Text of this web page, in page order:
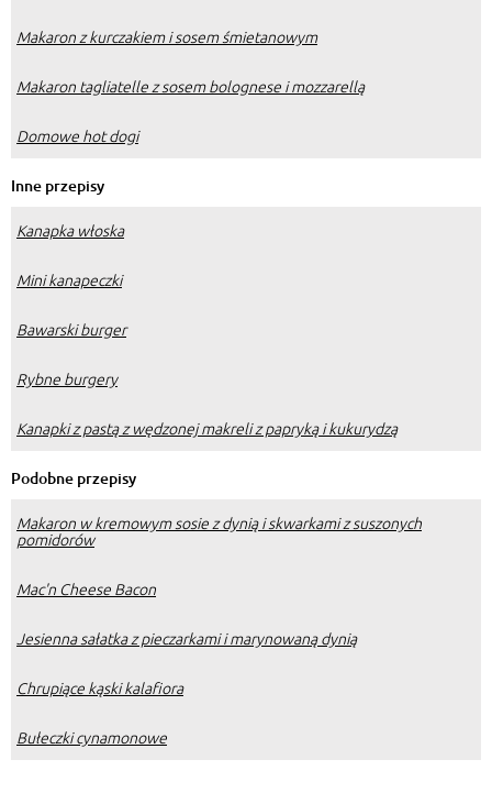
Makaron z kurczakiem i sosem śmietanowym
Makaron tagliatelle z sosem bolognese i mozzarellą
Domowe hot dogi
Inne przepisy
Kanapka włoska
Mini kanapeczki
Bawarski burger
Rybne burgery
Kanapki z pastą z wędzonej makreli z papryką i kukurydzą
Podobne przepisy
Makaron w kremowym sosie z dynią i skwarkami z suszonych
pomidorów
Mac'n Cheese Bacon
Jesienna sałatka z pieczarkami i marynowaną dynią
Chrupiące kąski kalafiora
Bułeczki cynamonowe